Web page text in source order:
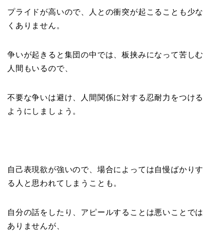
プライドが高いので、人との衝突が起こることも少な
くありません。
争いが起きると集団の中では、板挟みになって苦しむ
人間もいるので、
不要な争いは避け、人間関係に対する忍耐力をつける
ようにしましょう。
自己表現欲が強いので、場合によっては自慢ばかりす
る人と思われてしまうことも。
自分の話をしたり、アピールすることは悪いことでは
ありませんが、